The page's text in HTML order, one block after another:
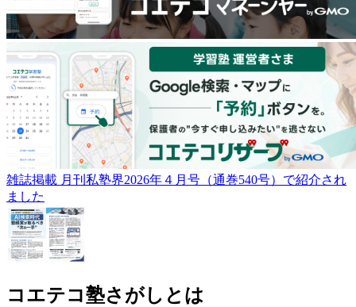
雑誌掲載 月刊私塾界2026年４月号（通巻540号）で紹介され
ました
コエテコ塾さがしとは